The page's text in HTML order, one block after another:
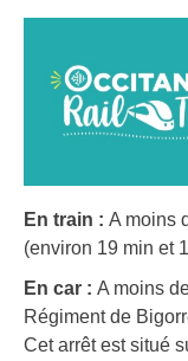
En train : A moins
(environ 19 min et
En car : A moins
Régiment de
Cet arrêt est situé